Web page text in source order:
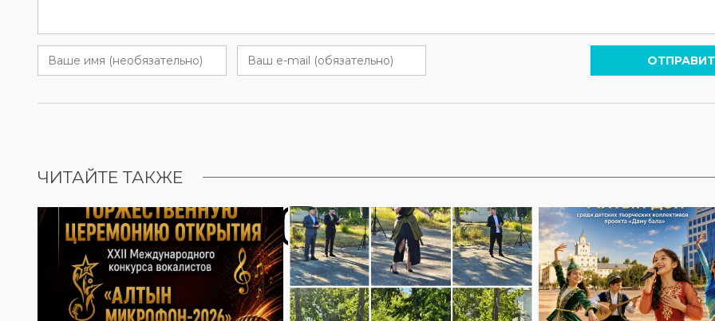
ЧИТАЙТЕ ТАКЖЕ